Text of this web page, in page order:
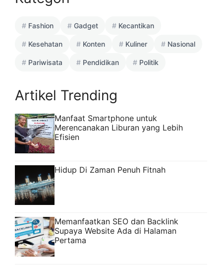
Fashion Gadget Kecantikan
Kesehatan Konten Kuliner Nasional
Pariwisata Pendidikan Politik
Artikel Trending
Manfaat Smartphone untuk
Merencanakan Liburan yang Lebih
Efisien
Hidup Di Zaman Penuh Fitnah
Memanfaatkan SEO dan Backlink
Supaya Website Ada di Halaman
Pertama